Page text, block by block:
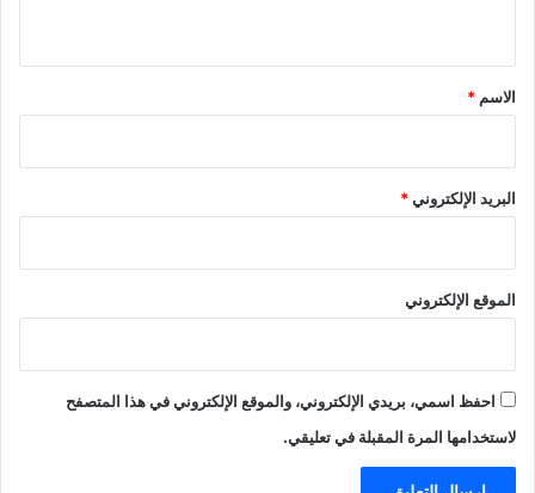
*
الاسم *
البريد الإلكتروني*
الموقع الإلكتروني
احفظ اسمي، بريدي الإلكتروني، والموقع الإلكتروني في هذا المتصفح
لاستخدامها المرة المقبلة في تعليقي.